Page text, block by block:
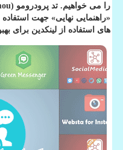
«راهنمایی نهایی» جهت
های استفاده از لینكدین برای